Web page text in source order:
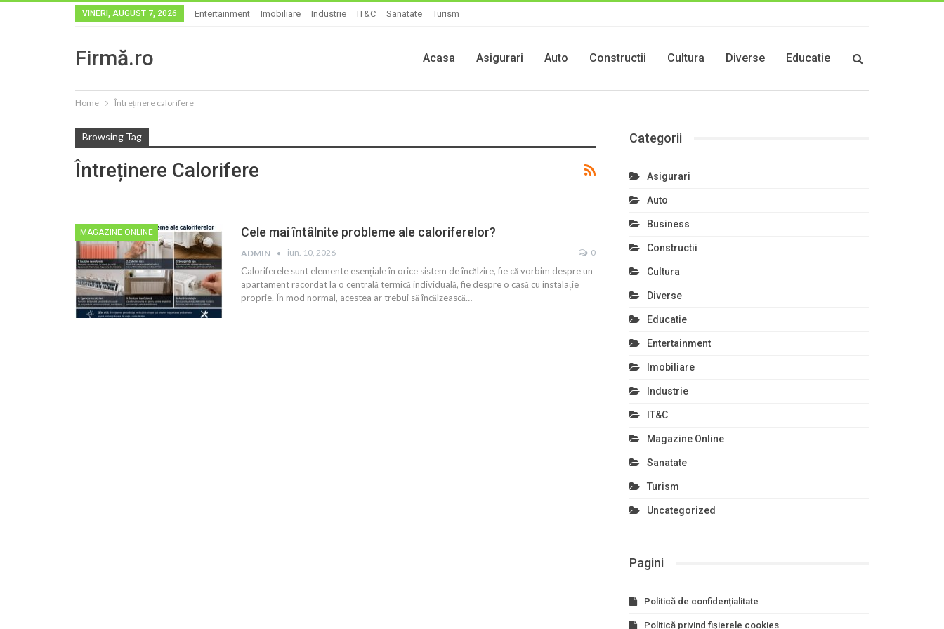
VINERI, AUGUST 7, 2026 Entertainment Imobiliare Industrie IT&C Sanatate Turism
Firmă.ro Acasa Asigurari Auto Constructii Cultura Diverse Educatie
Home Întreținere calorifere
Browsing Tag
Întreținere Calorifere
MAGAZINE ONLINE Cele mai întâlnite probleme ale caloriferelor?
ADMIN iun. 10, 2026 0
Caloriferele sunt elemente esențiale în orice sistem de încălzire, fie că vorbim despre un
apartament racordat la o centrală termică individuală, fie despre o casă cu instalație
proprie. În mod normal, acestea ar trebui să încălzească…
Categorii
Asigurari
Auto
Business
Constructii
Cultura
Diverse
Educatie
Entertainment
Imobiliare
Industrie
IT&C
Magazine Online
Sanatate
Turism
Uncategorized
Pagini
Politică de confidențialitate
Politică privind fișierele cookies